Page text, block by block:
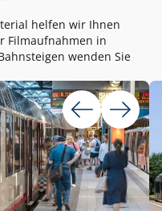
helfen wir Ihnen
Filmaufnahmen in
wenden Sie